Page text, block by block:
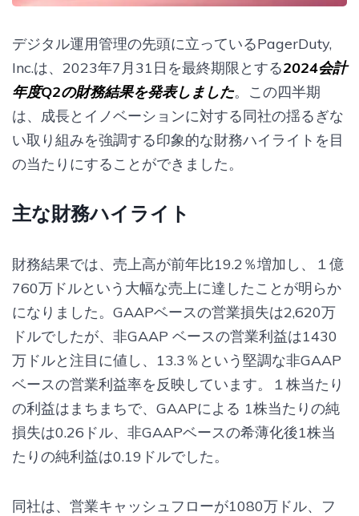
デジタル運用管理の先頭に立っているPagerDuty,
Inc.は、2023年7月31日を最終期限とする2024会計
年度Q2の財務結果を発表しました。この四半期
は、成長とイノベーションに対する同社の揺るぎな
い取り組みを強調する印象的な財務ハイライトを目
の当たりにすることができました。
主な財務ハイライト
財務結果では、売上高が前年比19.2％増加し、１億
760万ドルという大幅な売上に達したことが明らか
になりました。GAAPベースの営業損失は2,620万
ドルでしたが、非GAAP ベースの営業利益は1430
万ドルと注目に値し、13.3％という堅調な非GAAP
ベースの営業利益率を反映しています。１株当たり
の利益はまちまちで、GAAPによる 1株当たりの純
損失は0.26ドル、非GAAPベースの希薄化後1株当
たりの純利益は0.19ドルでした。
同社は、営業キャッシュフローが1080万ドル、フ